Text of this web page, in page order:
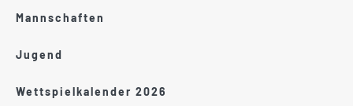
Mannschaften
Jugend
Wettspielkalender 2026